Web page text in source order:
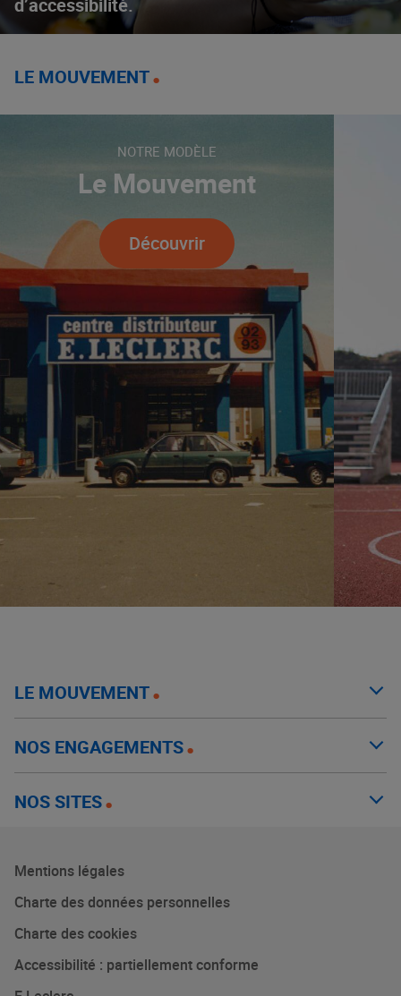
d’accessibilité.
LE MOUVEMENT
NOTRE MODÈLE
Le Mouvement
Découvrir
LE MOUVEMENT
NOS ENGAGEMENTS
NOS SITES
Mentions légales
Charte des données personnelles
Charte des cookies
Accessibilité : partiellement conforme